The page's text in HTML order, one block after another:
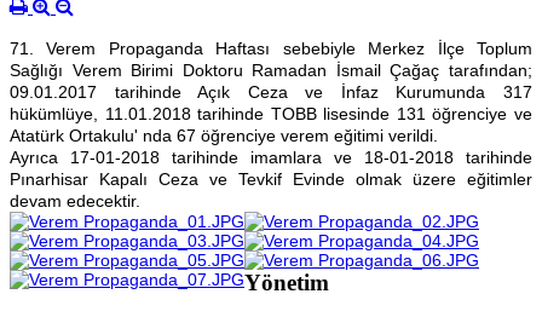
71. Verem Propaganda Haftası sebebiyle Merkez İlçe Toplum
Sağlığı Verem Birimi Doktoru Ramadan İsmail Çağaç tarafından;
09.01.2017 tarihinde Açık Ceza ve İnfaz Kurumunda 317
hükümlüye, 11.01.2018 tarihinde TOBB lisesinde 131 öğrenciye ve
Atatürk Ortakulu' nda 67 öğrenciye verem eğitimi verildi.
Ayrıca 17-01-2018 tarihinde imamlara ve 18-01-2018 tarihinde
Pınarhisar Kapalı Ceza ve Tevkif Evinde olmak üzere eğitimler
devam edecektir.
Yönetim